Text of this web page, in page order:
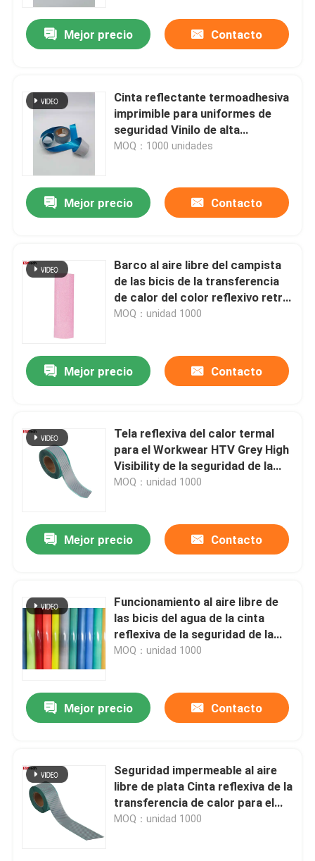
Mejor precio Contacto
Cinta reflectante termoadhesiva
imprimible para uniformes de
seguridad Vinilo de alta
visibilidad
MOQ：1000 unidades
Mejor precio Contacto
Barco al aire libre del campista
de las bicis de la transferencia
de calor del color reflexivo retro
de la cinta que raya y que camina
MOQ：unidad 1000
Mejor precio Contacto
Tela reflexiva del calor termal
para el Workwear HTV Grey High
Visibility de la seguridad de la
ropa
MOQ：unidad 1000
Mejor precio Contacto
Funcionamiento al aire libre de
las bicis del agua de la cinta
reflexiva de la seguridad de la
película de la transferencia de
MOQ：unidad 1000
Mejor precio Contacto
Seguridad impermeable al aire
libre de plata Cinta reflexiva de la
transferencia de calor para el
campista de las bicis de los
MOQ：unidad 1000